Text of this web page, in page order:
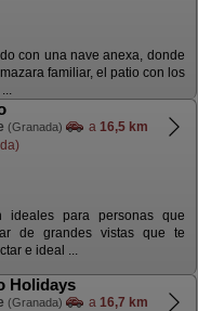
con una nave anexa, donde
familiar, el patio con los
(Granada) a 16,5 km
ideales para personas que
de grandes vistas que te
e ideal ...
Holidays
(Granada) a 16,7 km